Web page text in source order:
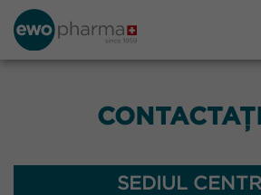
SEDIUL